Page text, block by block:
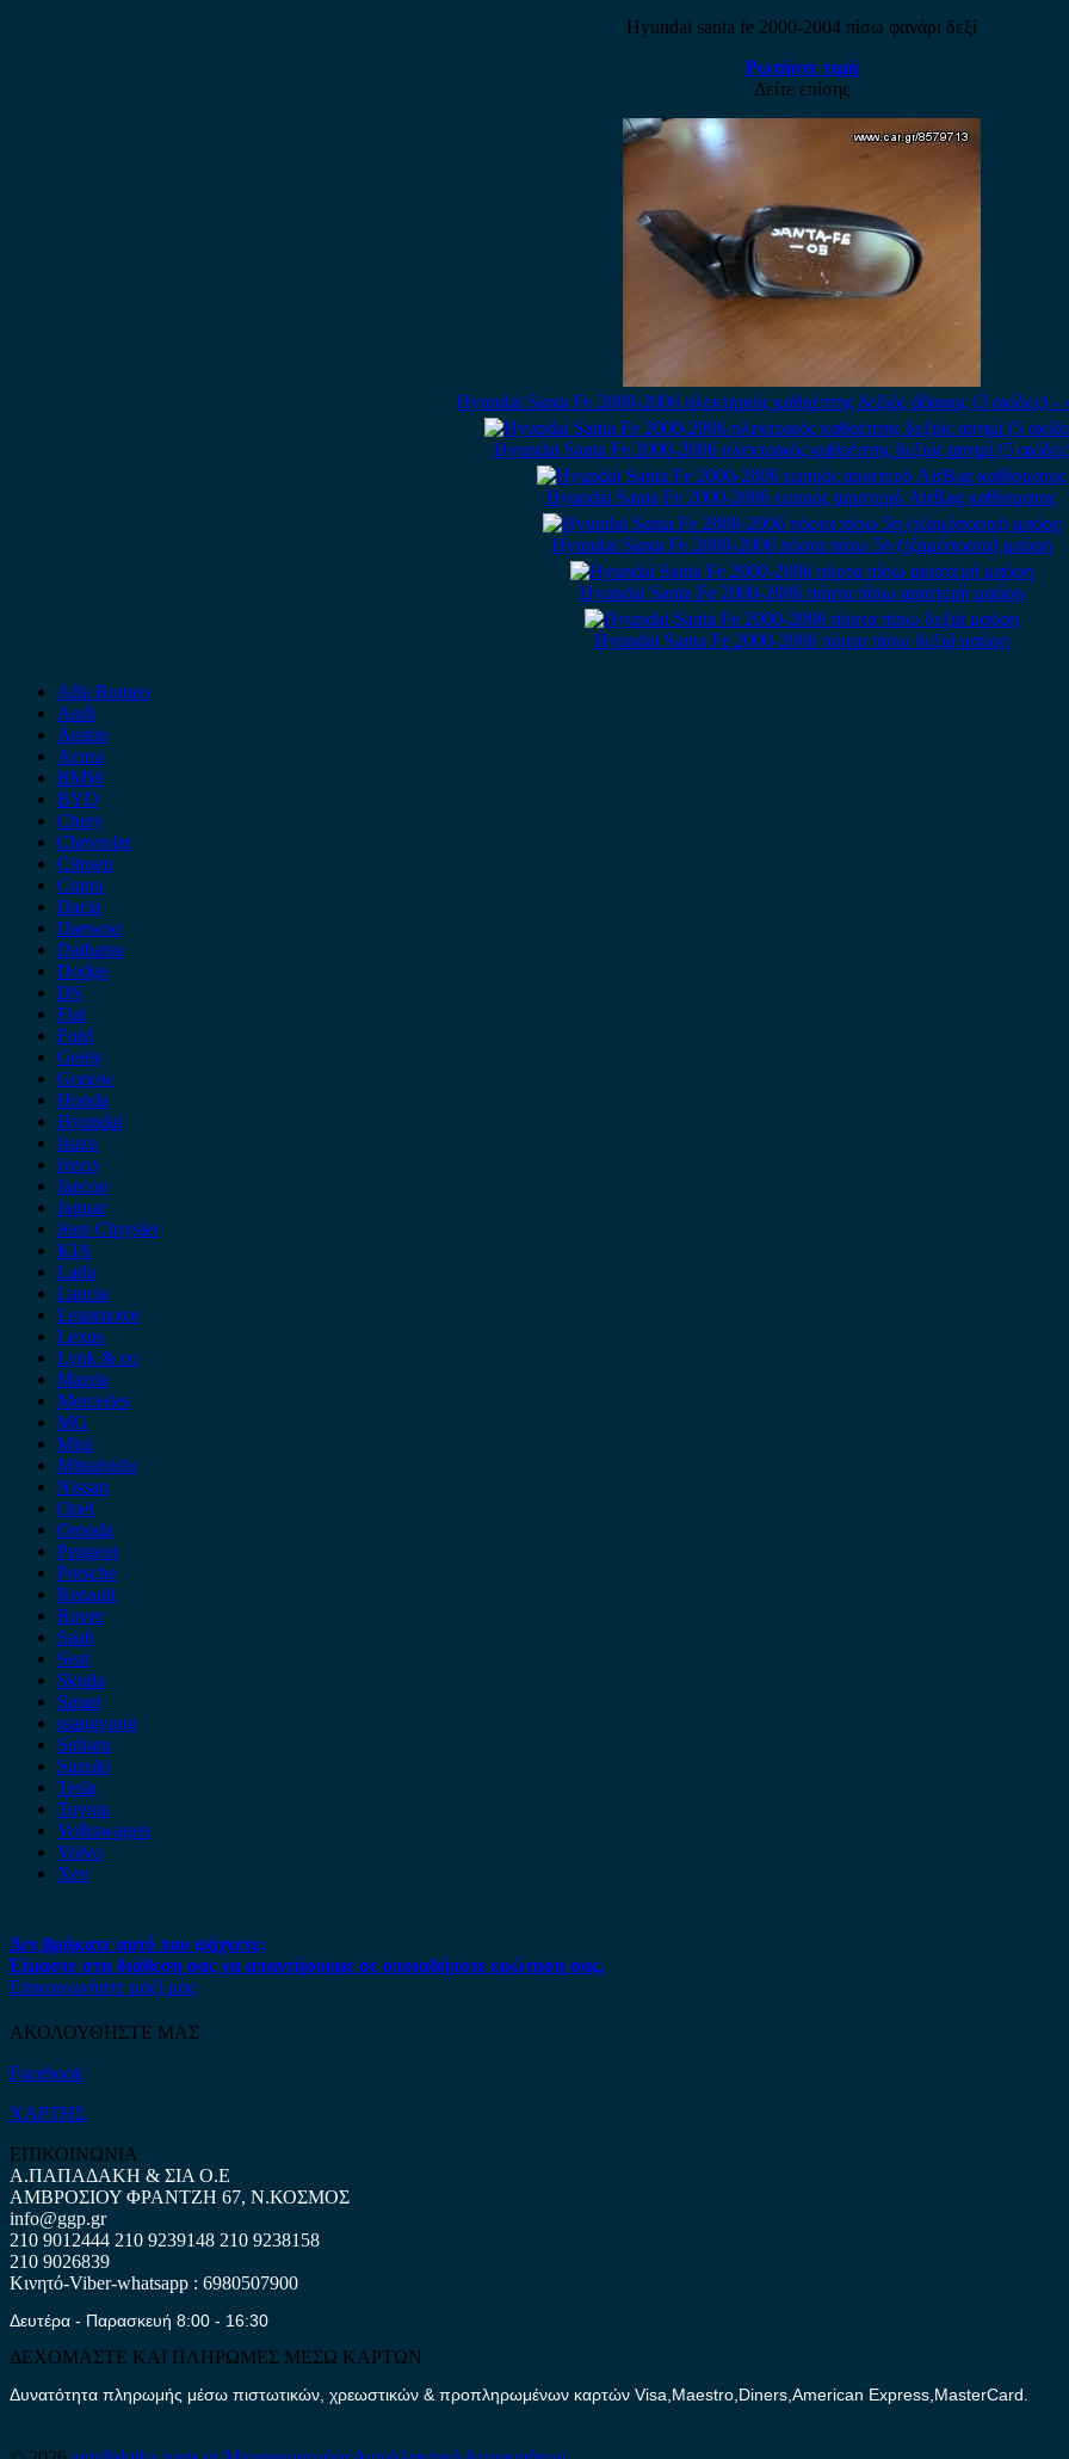
Hyundai santa fe 2000-2004 πίσω φανάρι δεξί
Ρωτήστε τιμή
Δείτε επίσης
Hyundai Santa Fe 2000-2006 ηλεκτρικός καθρέπτης δεξιός άβαφος (3 ακίδες)
Hyundai Santa Fe 2000-2006 ηλεκτρικός καθρέπτης δεξιός ασημί (5
Hyundai Santa Fe 2000-2006 εμπρός αριστερό AirBag καθίσματος
Hyundai Santa Fe 2000-2006 πόρτα πίσω 5η (τζαμόπορτα) μαύρη
Hyundai Santa Fe 2000-2006 πόρτα πίσω αριστερή μαύρη
Hyundai Santa Fe 2000-2006 πόρτα πίσω δεξιά μαύρη
Alfa Romeo
Audi
Austin
Acura
BMW
BYD
Chery
Chevrolet
Citroen
Cupra
Dacia
Daewoo
Daihatsu
Dodge
DS
Fiat
Ford
Geely
Gonow
Honda
Hyundai
Isuzu
iveco
Jaecoo
Jaguar
Jeep Chrysler
KIA
Lada
Lancia
Leapmotor
Lexus
Lynk & co
Mazda
Mercedes
MG
Mini
Mitsubishi
Nissan
Opel
Omoda
Peugeot
Porsche
Renault
Rover
Saab
Seat
Skoda
Smart
ssangyong
Subaru
Suzuki
Tesla
Toyota
Volkswagen
Volvo
Xev
Δεν βρήκατε αυτό που ψάχνετε;
Είμαστε στη διάθεση σας να απαντήσουμε σε οποιαδήποτε ερώτηση σας.
Επικοινωνήστε μαζί μας
ΑΚΟΛΟΥΘΗΣΤΕ ΜΑΣ
Facebook
ΧΑΡΤΗΣ
ΕΠΙΚΟΙΝΩΝΙΑ
Α.ΠΑΠΑΔΑΚΗ & ΣΙΑ Ο.Ε
ΑΜΒΡΟΣΙΟΥ ΦΡΑΝΤΖΗ 67, Ν.ΚΟΣΜΟΣ
info@ggp.gr
210 9012444 210 9239148 210 9238158
210 9026839
Κινητό-Viber-whatsapp : 6980507900
Δευτέρα - Παρασκευή 8:00 - 16:30
ΔΕΧΟΜΑΣΤΕ ΚΑΙ ΠΛΗΡΩΜΕΣ ΜΕΣΩ ΚΑΡΤΩΝ
Δυνατότητα πληρωμής μέσω πιστωτικών, χρεωστικών & προπληρωμένων καρτών Visa,Maestro,Diners,American Express,MasterCard.